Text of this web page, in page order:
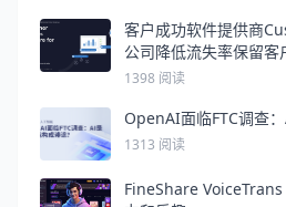
客户成功软件提供商
公司降低流失率保留客
1398 阅读
OpenAI面临FTC调查
1313 阅读
FineShare